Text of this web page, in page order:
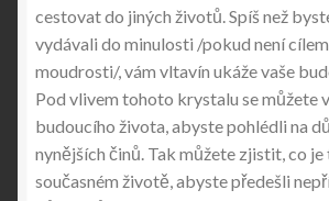
cestovat do jiných životů. Spíš než
vydávali do minulosti /pokud není
moudrosti/, vám vltavín ukáže vaše
Pod vlivem tohoto krystalu se můžete
budoucího života, abyste pohlédli na
nynějších činů. Tak můžete zjistit, co
současném životě, abyste předešli